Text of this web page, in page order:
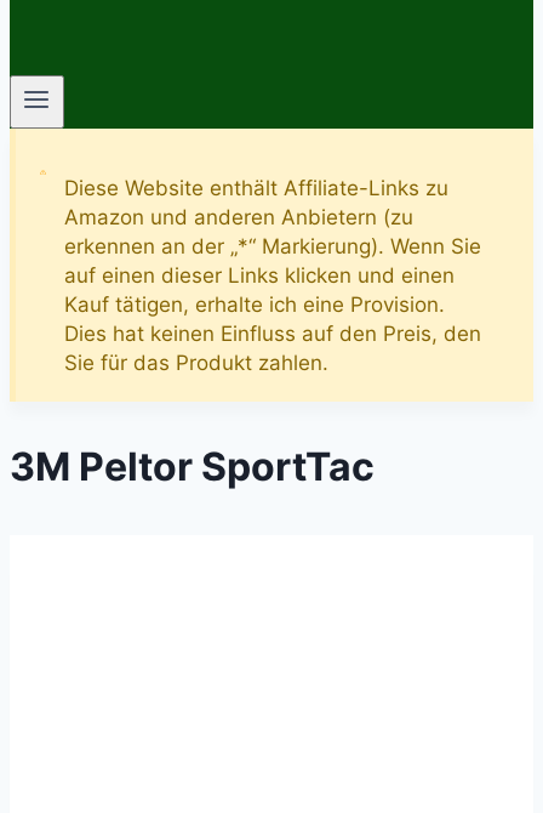
Diese Website enthält Affiliate-Links zu
Amazon und anderen Anbietern (zu
erkennen an der „*“ Markierung). Wenn Sie
auf einen dieser Links klicken und einen
Kauf tätigen, erhalte ich eine Provision.
Dies hat keinen Einfluss auf den Preis, den
Sie für das Produkt zahlen.
3M Peltor SportTac